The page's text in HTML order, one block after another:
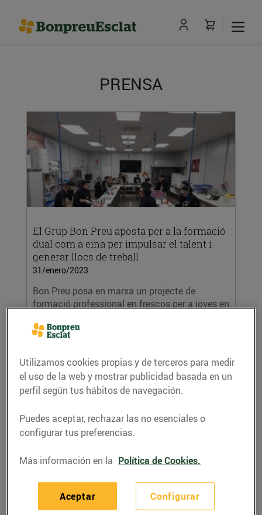
PRENSA
El Grup Bon Preu aposta per a la formació
dual com a eina per impulsar el talent i
generar llocs de treball
31/enero/2023
Bon Preu posa en marxa un projecte de
formació professional en frescos per a joves en
LEER MÁS
62.127€ a l’Institut Guttmann
12/enero/2023
Utilizamos cookies propias y de terceros para medir
el uso de la web y mostrar publicidad basada en un
perfil según tus hábitos de navegación.
Puedes aceptar, rechazar las no esenciales o
configurar tus preferencias.
Más información en la Política de Cookies.
Configurar
Aceptar